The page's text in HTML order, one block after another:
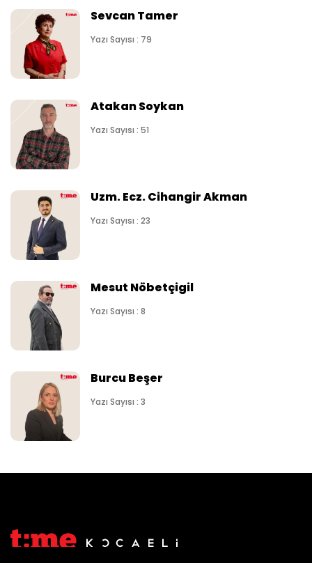
Sevcan Tamer
Yazı Sayısı : 79
Atakan Soykan
Yazı Sayısı : 51
Uzm. Ecz. Cihangir Akman
Yazı Sayısı : 23
Mesut Nöbetçigil
Yazı Sayısı : 8
Burcu Beşer
Yazı Sayısı : 3